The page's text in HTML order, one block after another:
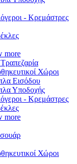
- Κρεμάστρες
more
Χώροι
Εισόδου
Υποδοχής
- Κρεμάστρες
more
Χώροι